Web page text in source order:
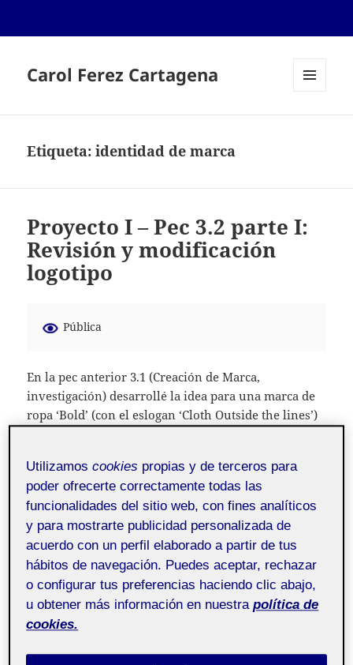
Carol Ferez Cartagena
Etiqueta:identidad de marca
Proyecto I – Pec 3.2 parte I:
Revisión y modificación
logotipo
Pública
En la pec anterior 3.1 (Creación de Marca,
investigación) desarrollé la idea para una marca de
ropa ‘Bold’ (con el eslogan ‘Cloth Outside the lines’)
tutora) por lo que he basado mi trabajo en ésta Pec
3.2 (parte 1) en realizar modificaciones en dicho
logotipo escogido, probar variaciones e intentar
mejorar el mismo.
A continuación adjunto los resultados obtenidos y la
fase de creación resumida en fotografías y texto.
Logotipos preliminares propuestos (3.1):
Utilizamoscookies propias y de terceros para
poder ofrecerte correctamente todas las
funcionalidades del sitio web, con fines analíticos
y para mostrarte publicidad personalizada de
acuerdo con un perfil elaborado a partir de tus
hábitos de navegación. Puedes aceptar, rechazar
o configurar tus preferencias haciendo clic abajo,
u obtener más información en nuestra política de
cookies.